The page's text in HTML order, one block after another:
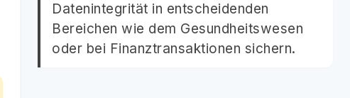
Datenintegrität in entscheidenden
Bereichen wie dem Gesundheitswesen
oder bei Finanztransaktionen sichern.